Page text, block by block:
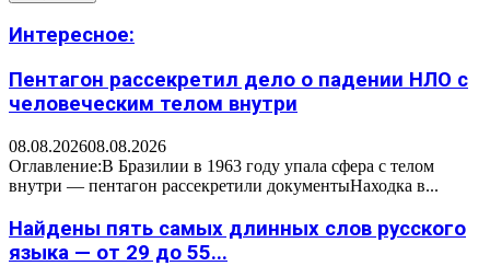
Интересное:
Пентагон рассекретил дело о падении НЛО с
человеческим телом внутри
08.08.202608.08.2026
Оглавление:В Бразилии в 1963 году упала сфера с телом
внутри — пентагон рассекретили документыНаходка в...
Найдены пять самых длинных слов русского
языка — от 29 до 55...